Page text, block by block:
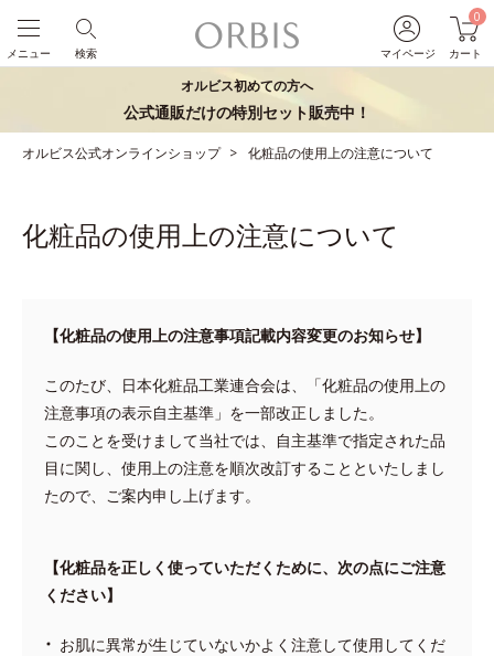
マイページ
0
カート
検索
メニュー
オルビス初めての方へ
公式通販だけの特別セット販売中！
オルビス公式オンラインショップ 化粧品の使用上の注意について
化粧品の使用上の注意について
【化粧品の使用上の注意事項記載内容変更のお知らせ】
このたび、日本化粧品工業連合会は、「化粧品の使用上の
注意事項の表示自主基準」を一部改正しました。
このことを受けまして当社では、自主基準で指定された品
目に関し、使用上の注意を順次改訂することといたしまし
たので、ご案内申し上げます。
【化粧品を正しく使っていただくために、次の点にご注意
ください】
お肌に異常が生じていないかよく注意して使用してくだ